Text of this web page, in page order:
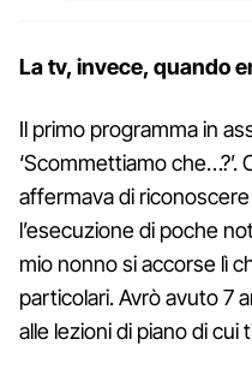
La tv, invece, quando
Il primo programma in
‘Scommettiamo che…?’.
affermava di
l’esecuzione di poche
mio nonno si accorse lì
particolari. Avrò avuto 7
alle lezioni di piano di cui